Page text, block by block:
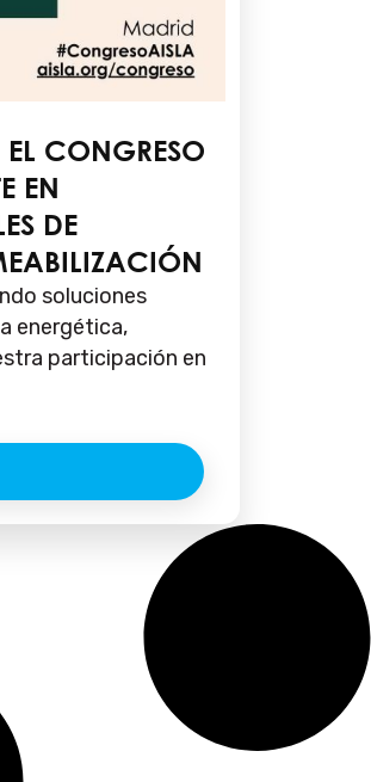
CONGRESO
EN
DE
soluciones
energética,
participación en